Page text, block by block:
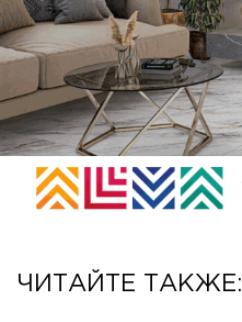
ЧИТАЙТЕ ТАКЖЕ: